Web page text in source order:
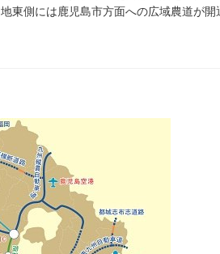
東側には鹿児島市方面への広域農道が開